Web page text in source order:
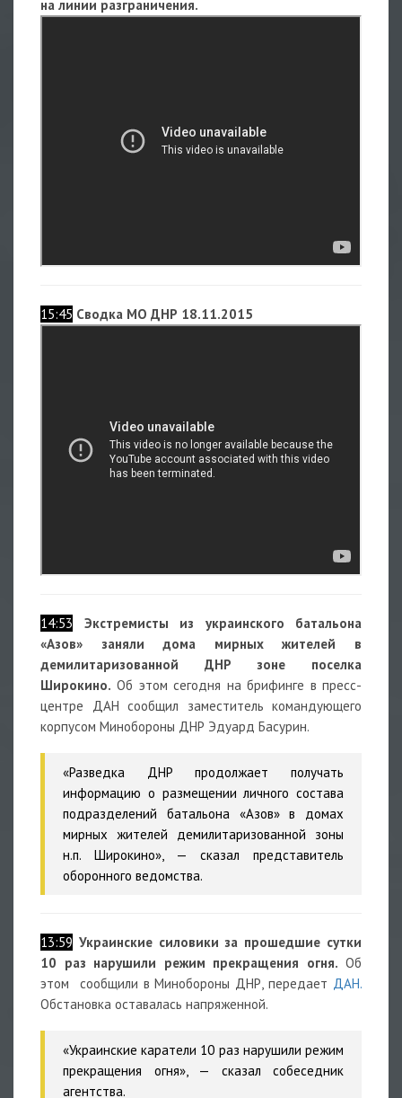
на линии разграничения.
15:45 Сводка МО ДНР 18.11.2015
14:53
Экстремисты из украинского батальона
«Азов» заняли дома мирных жителей в
демилитаризованной ДНР зоне поселка
Широкино. Об этом сегодня на брифинге в пресс-
центре ДАН сообщил заместитель командующего
корпусом Минобороны ДНР Эдуард Басурин.
«Разведка ДНР продолжает получать
информацию о размещении личного состава
подразделений батальона «Азов» в домах
мирных жителей демилитаризованной зоны
н.п. Широкино», — сказал представитель
оборонного ведомства.
13:59 Украинские силовики за прошедшие сутки
10 раз нарушили режим прекращения огня. Об
этом сообщили в Минобороны ДНР, передает ДАН.
Обстановка оставалась напряженной.
«Украинские каратели 10 раз нарушили режим
прекращения огня», — сказал собеседник
агентства.